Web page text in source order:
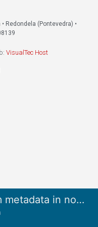
Redondela (Pontevedra) •
VisualTec Host
Radio stream metadata in not available.